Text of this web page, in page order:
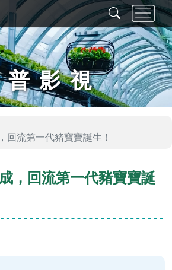
普影視
回流第一代豬寶寶誕生！
，回流第一代豬寶寶誕